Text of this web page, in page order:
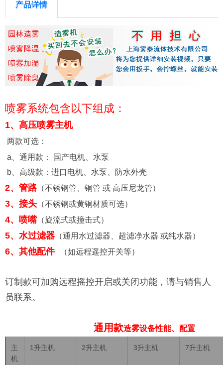
产品详情
喷雾系统包含以下组成：
1、高压喷雾主机
两款可选：
a、 通用款： 国产电机、水泵
b、高级款： 进口电机、水泵、防水外壳
2、管路（不锈钢管、铜管 或 高压尼龙管）
3、接头 （不锈钢或黄铜材质可选）
4、喷嘴（旋流式或撞击式）
5、水过滤器 （通用水过滤器、 超滤净水器 或纯水器）
6、其他配件 （如远程遥控开关等）
订制款可加购远程摇控开启或关闭功能，请与销售人
员联系。
通用款造雾设备性能、配置
主
机
1升主机 2升主机 3升主机 7升主机